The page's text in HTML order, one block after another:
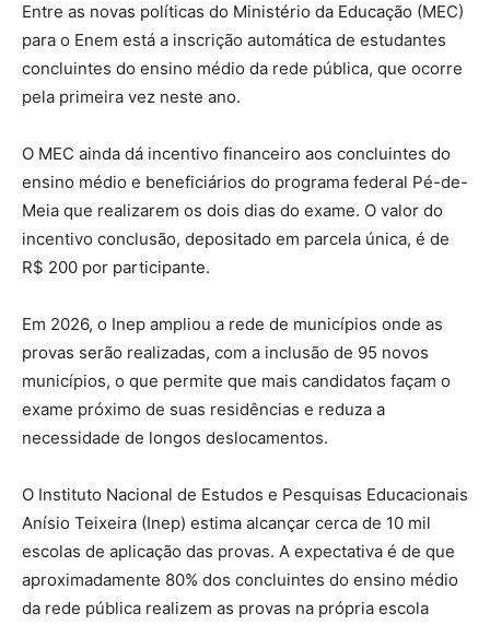
Entre as novas políticas do Ministério da Educação (MEC)
para o Enem está a inscrição automática de estudantes
concluintes do ensino médio da rede pública, que ocorre
pela primeira vez neste ano.
O MEC ainda dá incentivo financeiro aos concluintes do
ensino médio e beneficiários do programa federal Pé-de-
Meia que realizarem os dois dias do exame. O valor do
incentivo conclusão, depositado em parcela única, é de
R$ 200 por participante.
Em 2026, o Inep ampliou a rede de municípios onde as
provas serão realizadas, com a inclusão de 95 novos
municípios, o que permite que mais candidatos façam o
exame próximo de suas residências e reduza a
necessidade de longos deslocamentos.
O Instituto Nacional de Estudos e Pesquisas Educacionais
Anísio Teixeira (Inep) estima alcançar cerca de 10 mil
escolas de aplicação das provas. A expectativa é de que
aproximadamente 80% dos concluintes do ensino médio
da rede pública realizem as provas na própria escola